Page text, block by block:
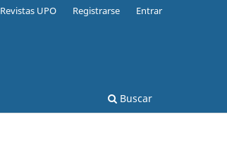
Buscar
Revistas UPO Registrarse Entrar